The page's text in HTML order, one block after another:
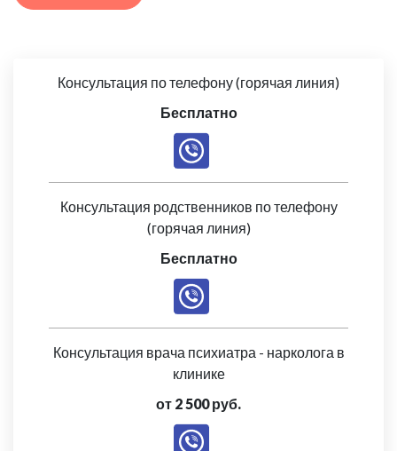
Консультация по телефону (горячая линия)
Бесплатно
Консультация родственников по телефону
(горячая линия)
Бесплатно
Консультация врача психиатра - нарколога в
клинике
от 2 500 руб.